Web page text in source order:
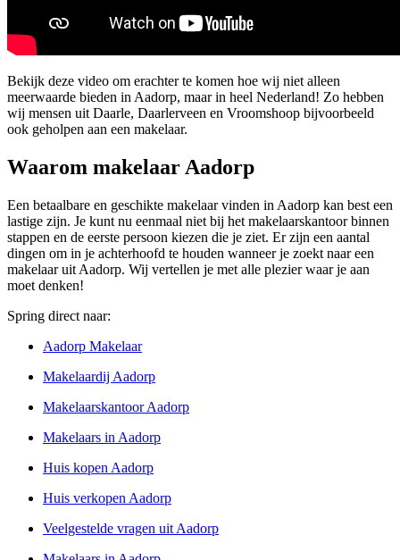
Bekijk deze video om erachter te komen hoe wij niet alleen
meerwaarde bieden in Aadorp, maar in heel Nederland! Zo hebben
wij mensen uit Daarle, Daarlerveen en Vroomshoop bijvoorbeeld
ook geholpen aan een makelaar.
Waarom makelaar Aadorp
Een betaalbare en geschikte makelaar vinden in Aadorp kan best een
lastige zijn. Je kunt nu eenmaal niet bij het makelaarskantoor binnen
stappen en de eerste persoon kiezen die je ziet. Er zijn een aantal
dingen om in je achterhoofd te houden wanneer je zoekt naar een
makelaar uit Aadorp. Wij vertellen je met alle plezier waar je aan
moet denken!
Spring direct naar:
Aadorp Makelaar
Makelaardij Aadorp
Makelaarskantoor Aadorp
Makelaars in Aadorp
Huis kopen Aadorp
Huis verkopen Aadorp
Veelgestelde vragen uit Aadorp